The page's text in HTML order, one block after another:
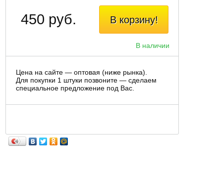
В корзину!
В наличии
450 руб.
Цена на сайте — оптовая (ниже рынка).
Для покупки 1 штуки позвоните — сделаем
специальное предложение под Вас.